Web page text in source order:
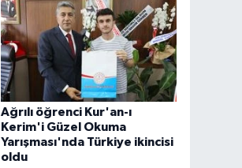
Ağrılı öğrenci Kur'an-ı
Kerim'i Güzel Okuma
Yarışması'nda Türkiye ikincisi
oldu